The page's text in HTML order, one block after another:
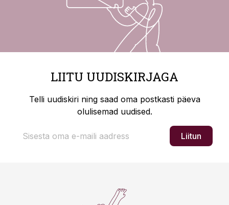
LIITU UUDISKIRJAGA
Telli uudiskiri ning saad oma postkasti päeva
olulisemad uudised.
Liitun